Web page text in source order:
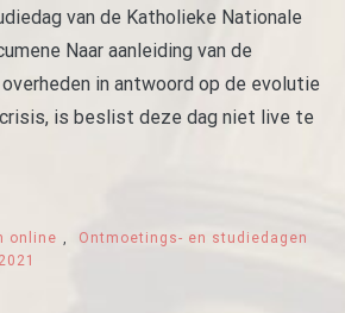
van de Katholieke Nationale
Naar aanleiding van de
in antwoord op de evolutie
is beslist deze dag niet live te
online ,
Ontmoetings- en studiedagen